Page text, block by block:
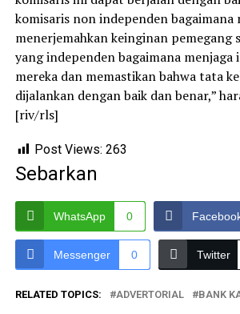
komisaris non independen bagaimana
menerjemahkan keinginan pemegang
yang independen bagaimana menjaga
mereka dan memastikan bahwa tata
dijalankan dengan baik dan benar,”
[riv/rls]
Post Views: 263
Sebarkan
WhatsApp 0
Messenger 0 Twitter
RELATED TOPICS: ADVERTORIAL BANK